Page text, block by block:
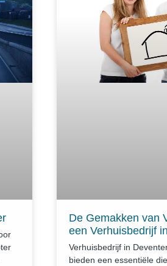
De Gemakken van
een Verhuisbedrijf
Verhuisbedrijf in
bieden een essentiële